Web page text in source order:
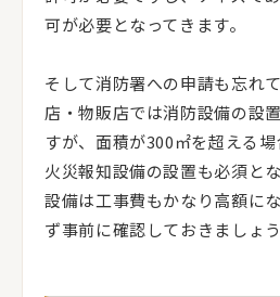
可が必要となってきます。
そして消防署への申請も忘れ
店・物販店では消防設備の設
すが、面積が300㎡を超える
火災報知設備の設置も必須と
設備は工事費もかなり高額に
ず事前に確認しておきましょう